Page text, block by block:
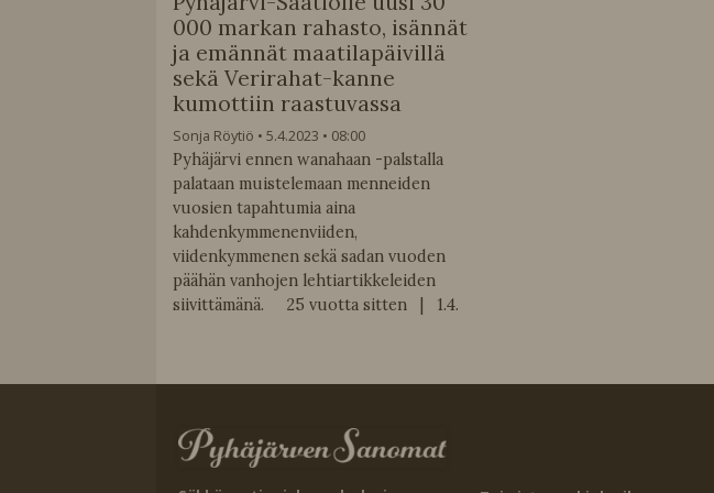
000 markan rahasto, isännät
ja emännät maatilapäivillä
sekä Verirahat-kanne
kumottiin raastuvassa
Sonja Röytiö 5.4.2023
08:00
Pyhäjärvi ennen wanahaan -palstalla
palataan muistelemaan menneiden
vuosien tapahtumia aina
kahdenkymmenenviiden,
viidenkymmenen sekä sadan vuoden
päähän vanhojen lehtiartikkeleiden
siivittämänä. 25 vuotta sitten | 1.4.